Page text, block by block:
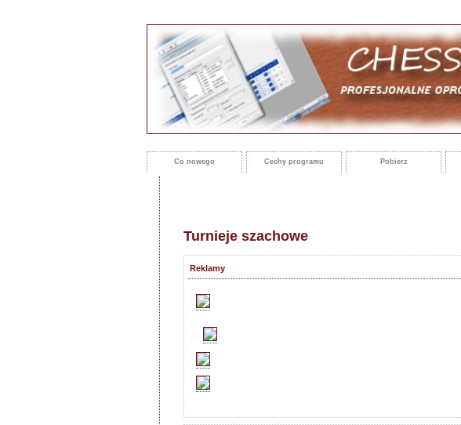
Co nowego Cechy programu Pobierz
Turnieje szachowe
Reklamy